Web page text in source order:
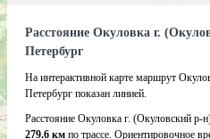
Расстояние Окуловка г.
Петербург
На интерактивной карте маршрут
Петербург показан линией.
Расстояние Окуловка г. (Окуловский р-
279.6 км по трассе. Ориентировочное